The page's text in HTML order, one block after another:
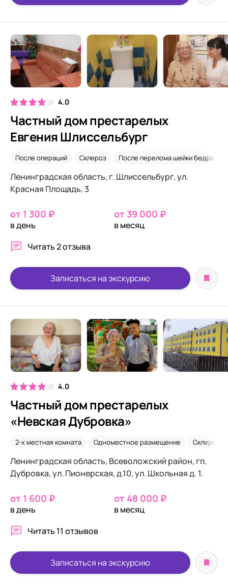
4.0
Частный дом престарелых
Евгения Шлиссельбург
После операций Склероз После перелома шейки бедра
Ленинградская область, г. Шлиссельбург, ул.
Красная Площадь, 3
от 1 300 ₽
в день
от 39 000 ₽
в месяц
Читать2 отзыва
Записаться на экскурсию
4.0
Частный дом престарелых
«Невская Дубровка»
2-х местная комната Одноместное размещение Склероз
Ленинградская область, Всеволожский район, гп.
Дубровка, ул. Пионерская, д.10, ул. Школьная д. 1.
от 1 600 ₽
в день
от 48 000 ₽
в месяц
Читать 11 отзывов
Записаться на экскурсию